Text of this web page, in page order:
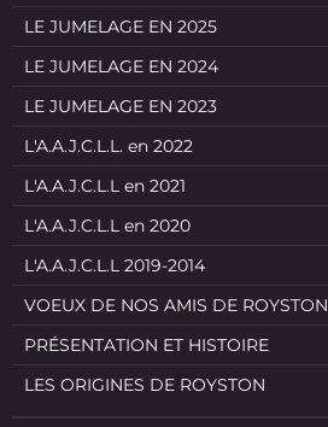
LE JUMELAGE EN 2025
LE JUMELAGE EN 2024
LE JUMELAGE EN 2023
L'A.A.J.C.L.L. en 2022
L'A.A.J.C.L.L en 2021
L'A.A.J.C.L.L en 2020
L'A.A.J.C.L.L 2019-2014
VOEUX DE NOS AMIS DE ROYSTON
PRÉSENTATION ET HISTOIRE
LES ORIGINES DE ROYSTON